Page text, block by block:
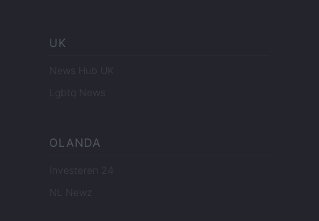
UK
News Hub UK
Lgbtq News
OLANDA
Investeren 24
NL Newz